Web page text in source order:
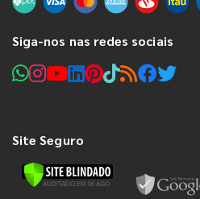
Siga-nos nas redes sociais
Site Seguro